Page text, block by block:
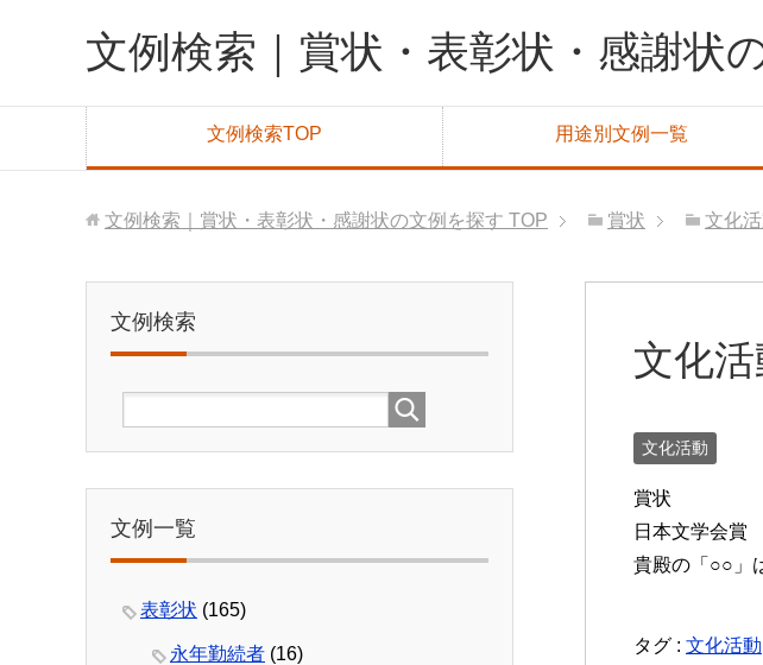
文例検索｜賞状・表彰状・感謝状
文例検索TOP 用途別文例一覧
文例検索｜賞状・表彰状・感謝状の文例を探す TOP 賞状 文化
文化活
文化活動
賞状
日本文学会賞
貴殿の「○○」
タグ : 文化活動
文例検索
文例一覧
表彰状 (165)
永年勤続者 (16)